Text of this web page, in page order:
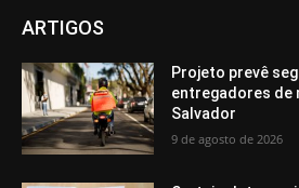
ARTIGOS
Projeto prevê
entregadores de
Salvador
9 de agosto de 2026